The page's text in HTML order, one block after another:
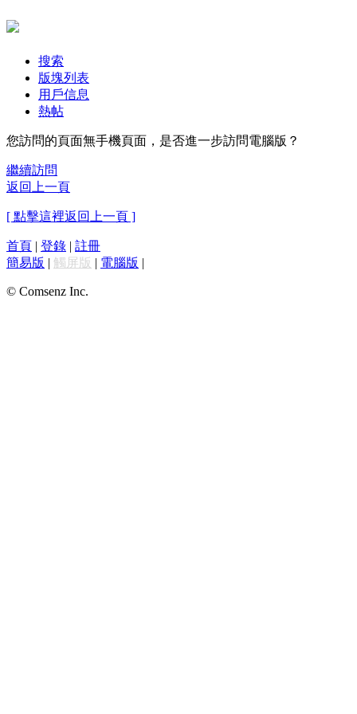
搜索
版塊列表
用戶信息
熱帖
您訪問的頁面無手機頁面，是否進一步訪問電腦版？
繼續訪問
返回上一頁
[ 點擊這裡返回上一頁 ]
首頁 | 登錄 | 註冊
簡易版 | 觸屏版 | 電腦版 |
© Comsenz Inc.